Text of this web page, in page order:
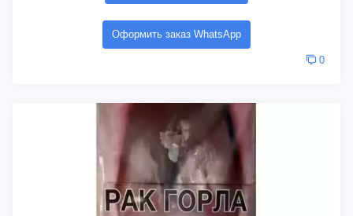
Оформить заказ WhatsApp
0